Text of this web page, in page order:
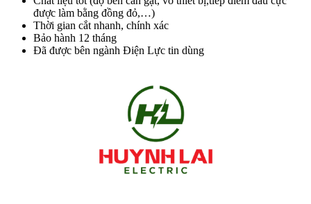
được làm bằng đồng đỏ,…)
Thời gian cắt nhanh, chính xác
Bảo hành 12 tháng
Đã được bên ngành Điện Lực tin dùng